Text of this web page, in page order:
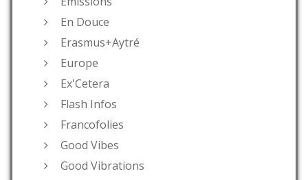
En Douce
Erasmus+Aytré
Europe
Ex'Cetera
Flash Infos
Francofolies
Good Vibes
Good Vibrations